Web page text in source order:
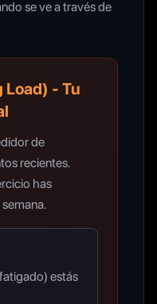
se ve a través de
Load) - Tu
de
recientes.
has
estás